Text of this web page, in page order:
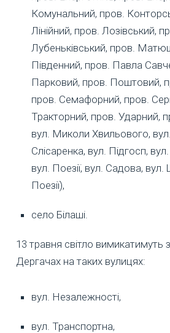
Комунальний, пров.
Лінійний, пров. Лозівський,
Лубеньківський, пров.
Південний, пров. Павла
Парковий, пров. Поштовий,
пров. Семафорний, пров.
Тракторний, пров. Ударний,
вул. Миколи Хвильового,
Слісаренка, вул. Підгосп,
вул. Поезії, вул. Садова, вул.
Поезії),
село Білаші.
13 травня світло вимикатимуть
Дергачах на таких вулицях:
вул. Незалежності,
вул. Транспортна,